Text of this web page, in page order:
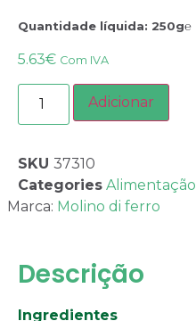
Quantidade líquida: 250g℮
5.63€ Com IVA
Adicionar
SKU 37310
Categories Alimentação
Marca: Molino di ferro
Descrição
Ingredientes